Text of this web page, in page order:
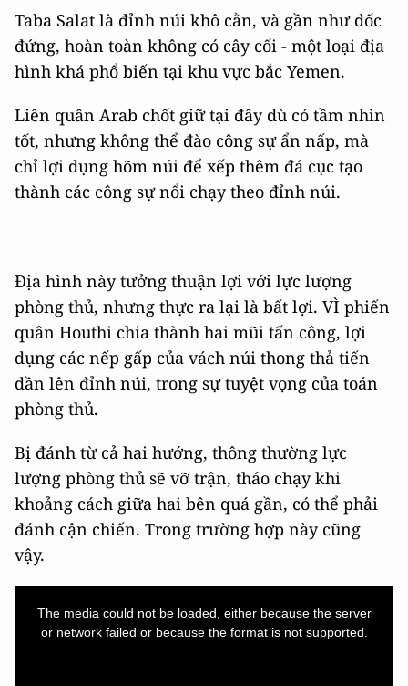
Taba Salat là đỉnh núi khô cằn, và gần như dốc
đứng, hoàn toàn không có cây cối - một loại địa
hình khá phổ biến tại khu vực bắc Yemen.
Liên quân Arab chốt giữ tại đây dù có tầm nhìn
tốt, nhưng không thể đào công sự ẩn nấp, mà
chỉ lợi dụng hõm núi để xếp thêm đá cục tạo
thành các công sự nổi chạy theo đỉnh núi.
Địa hình này tưởng thuận lợi với lực lượng
phòng thủ, nhưng thực ra lại là bất lợi. VÌ phiến
quân Houthi chia thành hai mũi tấn công, lợi
dụng các nếp gấp của vách núi thong thả tiến
dần lên đỉnh núi, trong sự tuyệt vọng của toán
phòng thủ.
Bị đánh từ cả hai hướng, thông thường lực
lượng phòng thủ sẽ vỡ trận, tháo chạy khi
khoảng cách giữa hai bên quá gần, có thể phải
đánh cận chiến. Trong trường hợp này cũng
vậy.
The media could not be loaded, either because the server
or network failed or because the format is not supported.